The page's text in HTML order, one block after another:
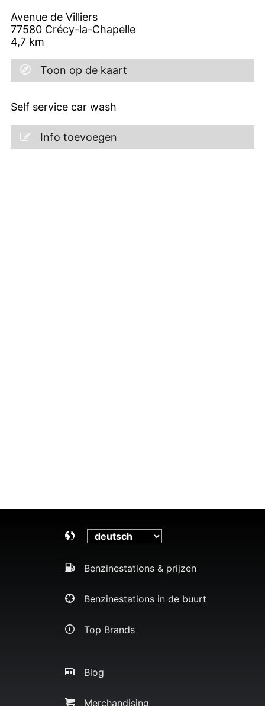
Avenue de Villiers
77580 Crécy-la-Chapelle
4,7 km
Toon op de kaart
Self service car wash
Info toevoegen
Benzinestations & prijzen
Benzinestations in de buurt
Top Brands
Blog
Merchandising